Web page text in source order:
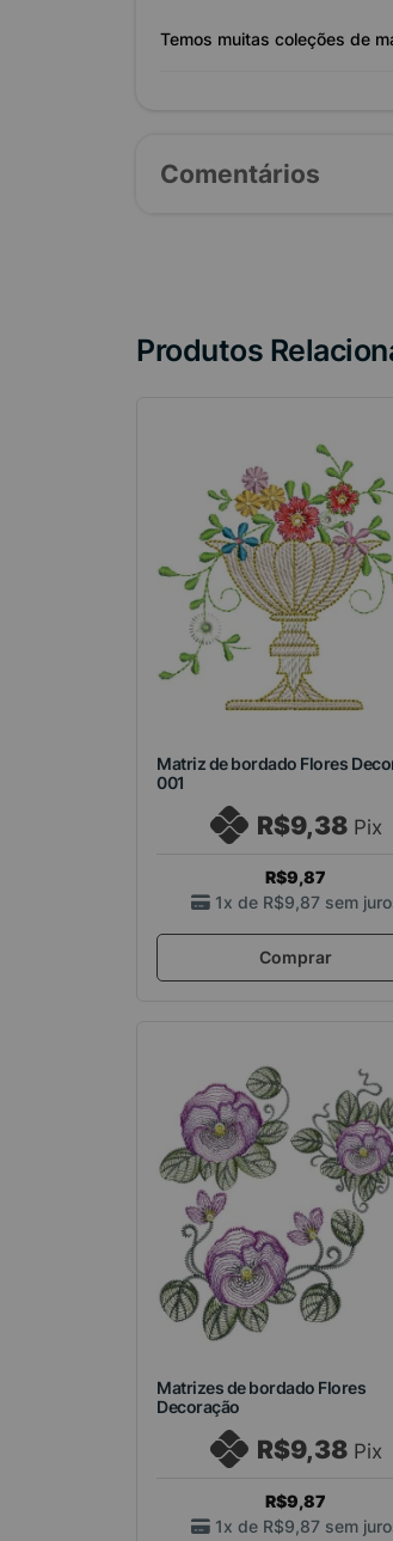
Temos muitas coleções de
Comentários
Produtos
Matriz de bordado Flores
001
R$9,38 Pix
R$9,87
1x de R$9,87 sem
Comprar
Matrizes de bordado Flores
Decoração
R$9,38 Pix
R$9,87
1x de R$9,87 sem